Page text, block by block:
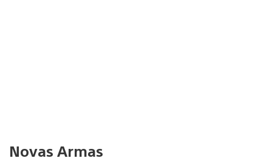
Novas Armas